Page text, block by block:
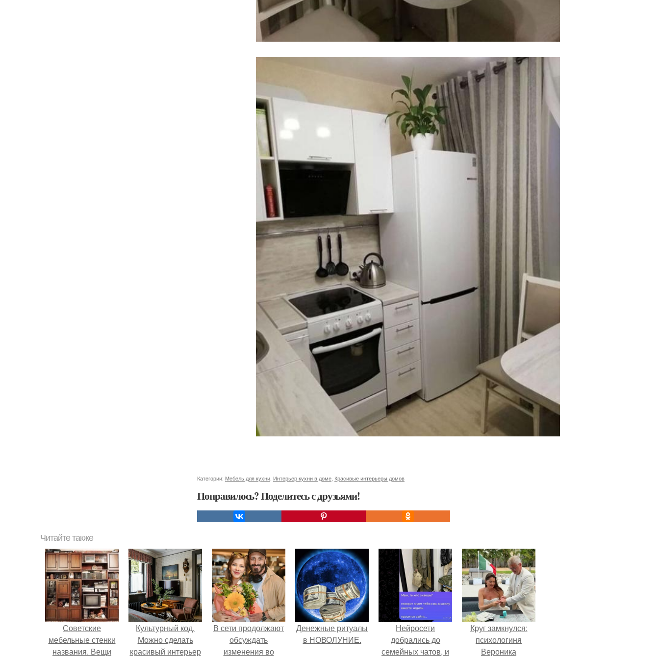
Категории: Мебель для кухни Интерьер кухни в доме Красивые интерьеры домов
Понравилось? Поделитесь с друзьями!
Читайте также
Советские
мебельные стенки
названия. Вещи
Культурный код.
Можно сделать
красивый интерьер
В сети продолжают
обсуждать
изменения во
Денежные ритуалы
в НОВОЛУНИЕ.
Нейросети
добрались до
семейных чатов, и
Круг замкнулся:
психологиня
Вероника